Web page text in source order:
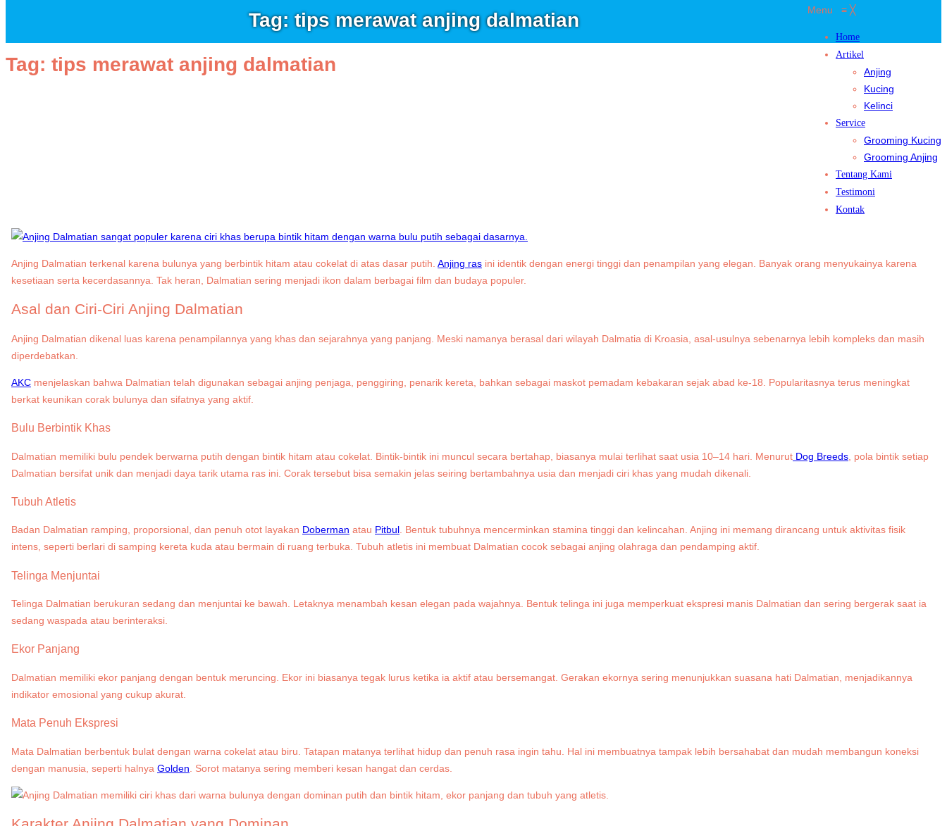
Menu ≡ ╳
Home
Artikel
Anjing
Kucing
Kelinci
Service
Grooming Kucing
Grooming Anjing
Tentang Kami
Testimoni
Kontak
Tag: tips merawat anjing dalmatian
Tag: tips merawat anjing dalmatian
Anjing Dalmatian terkenal karena bulunya yang berbintik hitam atau cokelat di atas dasar putih. Anjing ras ini identik dengan energi tinggi dan penampilan yang elegan. Banyak orang menyukainya karena
kesetiaan serta kecerdasannya. Tak heran, Dalmatian sering menjadi ikon dalam berbagai film dan budaya populer.
Asal dan Ciri-Ciri Anjing Dalmatian
Anjing Dalmatian dikenal luas karena penampilannya yang khas dan sejarahnya yang panjang. Meski namanya berasal dari wilayah Dalmatia di Kroasia, asal-usulnya sebenarnya lebih kompleks dan masih
diperdebatkan.
AKC menjelaskan bahwa Dalmatian telah digunakan sebagai anjing penjaga, penggiring, penarik kereta, bahkan sebagai maskot pemadam kebakaran sejak abad ke-18. Popularitasnya terus meningkat
berkat keunikan corak bulunya dan sifatnya yang aktif.
Bulu Berbintik Khas
Dalmatian memiliki bulu pendek berwarna putih dengan bintik hitam atau cokelat. Bintik-bintik ini muncul secara bertahap, biasanya mulai terlihat saat usia 10–14 hari. Menurut Dog Breeds , pola bintik setiap
Dalmatian bersifat unik dan menjadi daya tarik utama ras ini. Corak tersebut bisa semakin jelas seiring bertambahnya usia dan menjadi ciri khas yang mudah dikenali.
Tubuh Atletis
Badan Dalmatian ramping, proporsional, dan penuh otot layakan Doberman atau Pitbul. Bentuk tubuhnya mencerminkan stamina tinggi dan kelincahan. Anjing ini memang dirancang untuk aktivitas fisik
intens, seperti berlari di samping kereta kuda atau bermain di ruang terbuka. Tubuh atletis ini membuat Dalmatian cocok sebagai anjing olahraga dan pendamping aktif.
Telinga Menjuntai
Telinga Dalmatian berukuran sedang dan menjuntai ke bawah. Letaknya menambah kesan elegan pada wajahnya. Bentuk telinga ini juga memperkuat ekspresi manis Dalmatian dan sering bergerak saat ia
sedang waspada atau berinteraksi.
Ekor Panjang
Dalmatian memiliki ekor panjang dengan bentuk meruncing. Ekor ini biasanya tegak lurus ketika ia aktif atau bersemangat. Gerakan ekornya sering menunjukkan suasana hati Dalmatian, menjadikannya
indikator emosional yang cukup akurat.
Mata Penuh Ekspresi
Mata Dalmatian berbentuk bulat dengan warna cokelat atau biru. Tatapan matanya terlihat hidup dan penuh rasa ingin tahu. Hal ini membuatnya tampak lebih bersahabat dan mudah membangun koneksi
dengan manusia, seperti halnya Golden . Sorot matanya sering memberi kesan hangat dan cerdas.